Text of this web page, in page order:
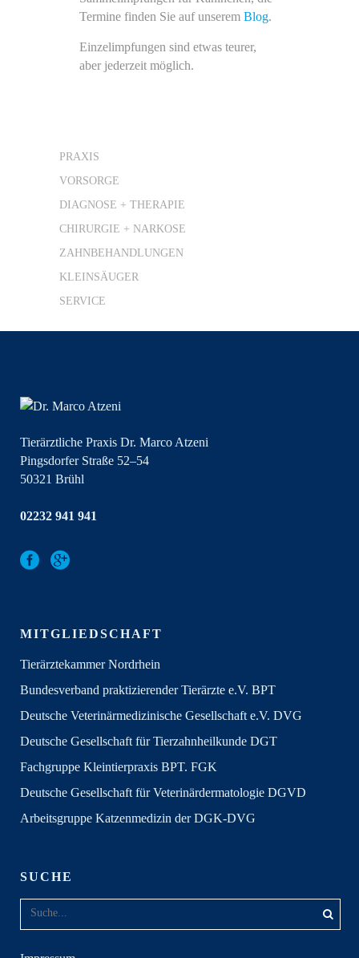
Termine finden Sie auf unserem Blog.
Einzelimpfungen sind etwas teurer,
aber jederzeit möglich.
PRAXIS
VORSORGE
DIAGNOSE + THERAPIE
CHIRURGIE + NARKOSE
ZAHNBEHANDLUNGEN
KLEINSÄUGER
SERVICE
Tierärztliche Praxis Dr. Marco Atzeni
Pingsdorfer Straße 52–54
50321 Brühl
02232 941 941
MITGLIEDSCHAFT
Tierärztekammer Nordrhein
Bundesverband praktizierender Tierärzte e.V. BPT
Deutsche Veterinärmedizinische Gesellschaft e.V. DVG
Deutsche Gesellschaft für Tierzahnheilkunde DGT
Fachgruppe Kleintierpraxis BPT. FGK
Deutsche Gesellschaft für Veterinärdermatologie DGVD
Arbeitsgruppe Katzenmedizin der DGK-DVG
SUCHE